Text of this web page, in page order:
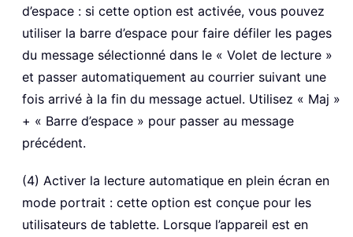
d’espace : si cette option est activée, vous pouvez
utiliser la barre d’espace pour faire défiler les pages
du message sélectionné dans le « Volet de lecture »
et passer automatiquement au courrier suivant une
fois arrivé à la fin du message actuel. Utilisez « Maj »
+ « Barre d’espace » pour passer au message
précédent.
(4) Activer la lecture automatique en plein écran en
mode portrait : cette option est conçue pour les
utilisateurs de tablette. Lorsque l’appareil est en